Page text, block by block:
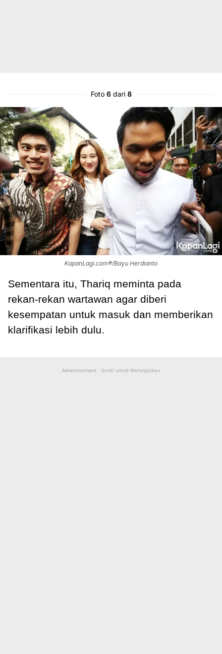
Foto 6dari 8
KapanLagi.com®/Bayu Herdianto
Sementara itu, Thariq meminta pada
rekan-rekan wartawan agar diberi
kesempatan untuk masuk dan memberikan
klarifikasi lebih dulu.
Advertisement - Scroll untuk Melanjutkan